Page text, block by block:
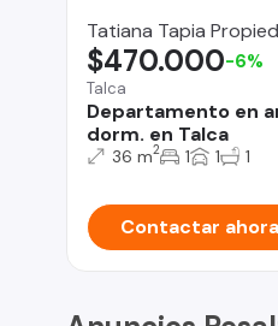
Tatiana Tapia
Talca
Departamento en
dorm. en Talca
$470.000-6%
36 m2 1 1 1
Contactar ahora